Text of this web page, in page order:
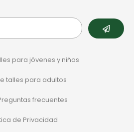
para jóvenes y niños
talles para adultos
frecuentes
de Privacidad